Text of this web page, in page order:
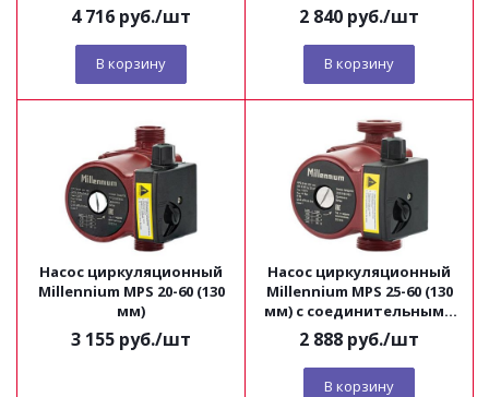
4 716 руб./шт
В корзину
2 840 руб./шт
В корзину
Насос циркуляционный
Millennium MPS 20-60 (130
мм)
3 155 руб./шт
Насос циркуляционный
Millennium MPS 25-60 (130
мм) c соединительными
гайками и кабелем
2 888 руб./шт
В корзину